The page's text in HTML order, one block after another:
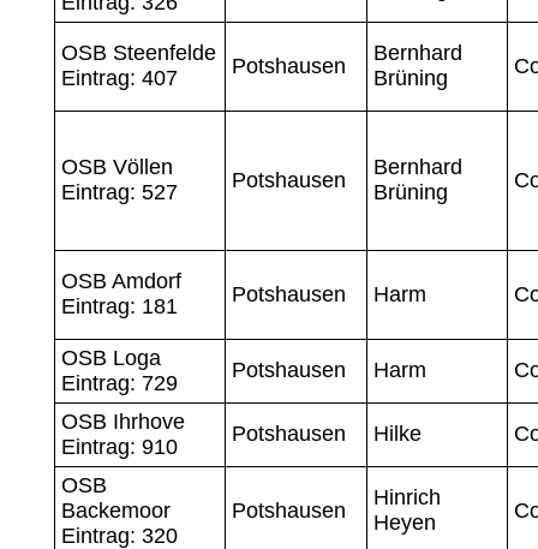
OSB Steenfelde
Eintrag: 407
Potshausen
Bernhard
Brüning
OSB Völlen
Eintrag: 527
Potshausen
Bernhard
Brüning
OSB Amdorf
Eintrag: 181
Potshausen Harm
OSB Loga
Eintrag: 729
Potshausen Harm
OSB Ihrhove
Eintrag: 910
Potshausen Hilke
OSB
Backemoor
Eintrag: 320
Potshausen
Hinrich
Heyen